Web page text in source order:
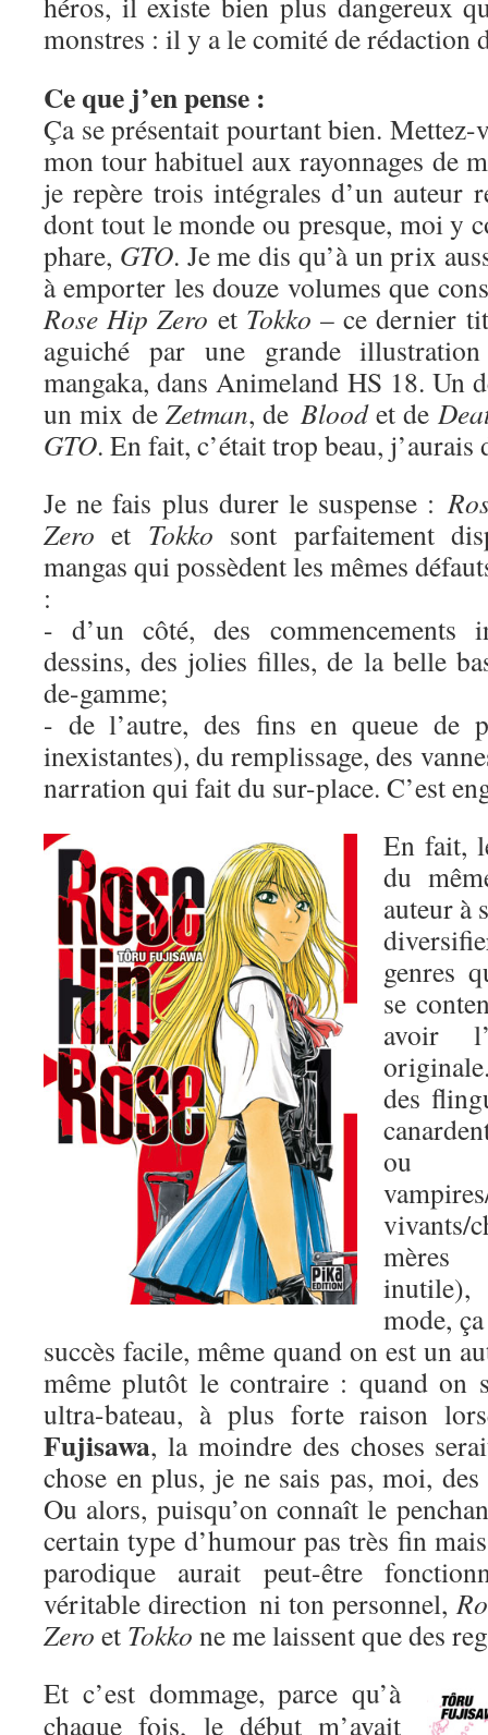
monstres : il y a le comité de rédaction
Ce que j’en pense :
Ça se présentait pourtant bien. Mettez-
mon tour habituel aux rayonnages de
je repère trois intégrales d’un auteur
dont tout le monde ou presque, moi y
phare, GTO. Je me dis qu’à un prix
à emporter les douze volumes que
Rose Hip Zero et Tokko – ce dernier
aguiché par une grande
mangaka, dans Animeland HS 18. Un
un mix de Zetman, de Bloodet de
GTO. En fait, c’était trop beau, j’aurais
Je ne fais plus durer le suspense :
Zero et Tokko sont parfaitement
mangas qui possèdent les mêmes
:
- d’un côté, des commencements
dessins, des jolies filles, de la belle
de-gamme;
- de l’autre, des fins en queue de
inexistantes), du remplissage, des
narration qui fait du sur-place. C’est
En fait,
du
auteur à
genres
se
avoir
des
vivants/
mères
mode,
succès facile, même quand on est un
même plutôt le contraire : quand on
ultra-bateau, à plus forte raison
Fujisawa, la moindre des choses
chose en plus, je ne sais pas, moi,
Ou alors, puisqu’on connaît le
certain type d’humour pas très fin
parodique aurait peut-être
véritable direction ni ton personnel,
Zero et Tokko ne me laissent que des
Et c’est dommage, parce qu’à
chaque fois, le début m’avait